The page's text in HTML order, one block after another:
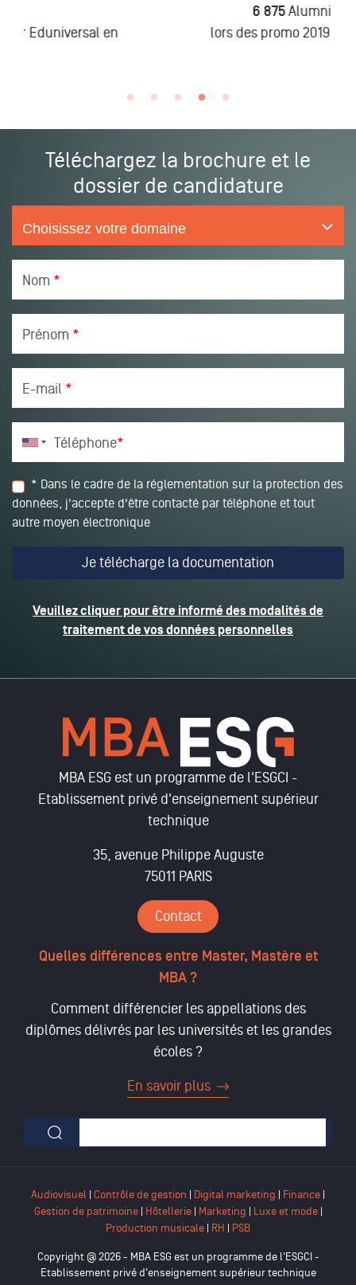
lors des promo 2019 à 2025
Téléchargez la brochure et le
dossier de candidature
Nom *
Prénom *
E-mail *
Téléphone*
* Dans le cadre de la réglementation sur la protection des
données, j'accepte d'être contacté par téléphone et tout
autre moyen électronique
Veuillez cliquer pour être informé des modalités de
traitement de vos données personnelles
MBA ESG est un programme de l'ESGCI -
Etablissement privé d'enseignement supérieur
technique
35, avenue Philippe Auguste
75011 PARIS
Contact
Quelles différences entre Master, Mastère et
MBA ?
Comment différencier les appellations des
diplômes délivrés par les universités et les grandes
écoles ?
En savoir plus
Formulaire de recherche
Audiovisuel Contrôle de gestion Digital marketing Finance
Gestion de patrimoine| Hôtellerie| Marketing Luxe et mode|
Production musicale RH PSB
Copyright @ 2026 - MBA ESG est un programme de l'ESGCI -
Etablissement privé d'enseignement supérieur technique